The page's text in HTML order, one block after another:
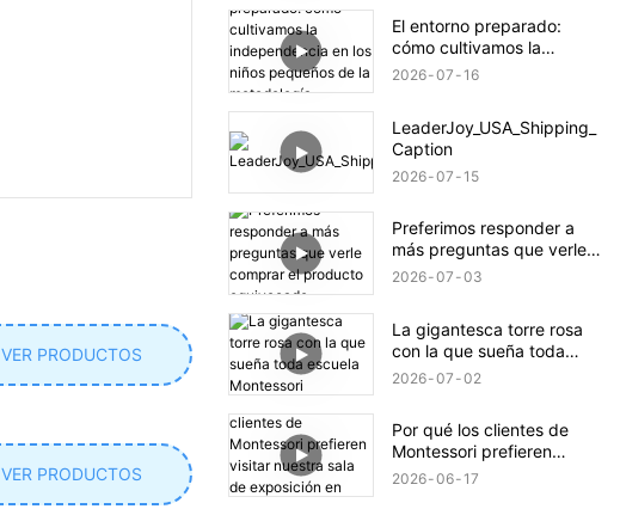
VER PRODUCTOS
VER PRODUCTOS
El entorno preparado:
cómo cultivamos la
independencia en los
2026 07 16
LeaderJoy_USA_Shipping_
Caption
2026 07 15
Preferimos responder a
más preguntas que verle
comprar el producto
2026 07 03
La gigantesca torre rosa
con la que sueña toda
escuela Montessori
2026 07 02
Por qué los clientes de
Montessori prefieren
visitar nuestra sala de
2026 06 17